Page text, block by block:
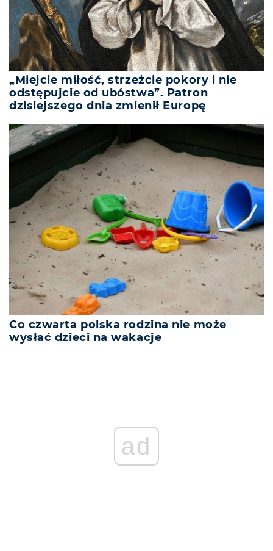
„Miejcie miłość, strzeżcie pokory i nie
odstępujcie od ubóstwa”. Patron
dzisiejszego dnia zmienił Europę
Co czwarta polska rodzina nie może
wysłać dzieci na wakacje
ad